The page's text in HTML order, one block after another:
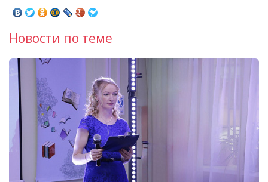
Новости по теме